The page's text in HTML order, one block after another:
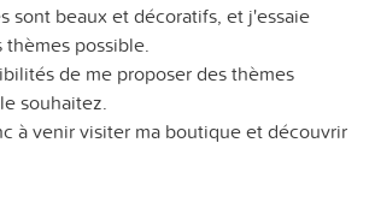
sont beaux et décoratifs, et j'essaie
possible.
de me proposer des thèmes
souhaitez.
à venir visiter ma boutique et découvrir